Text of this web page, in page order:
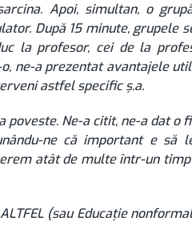
Apoi, simultan, o
După 15 minute, grupele
la profesor, cei de la
ne-a prezentat avantajele
astfel specific ș.a.
Ne-a citit, ne-a dat o
ne că important e să
atât de multe într-un
(sau Educație